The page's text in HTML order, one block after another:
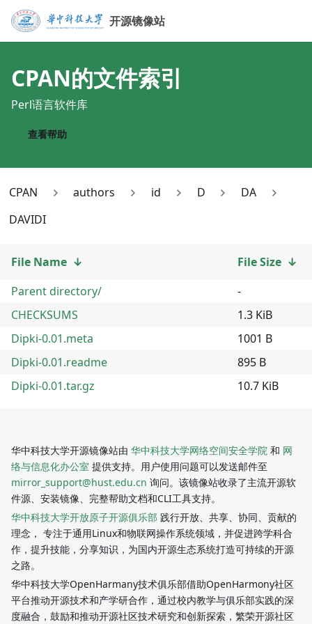
开源镜像站
CPAN的文件索引
Perl语言软件库
查看帮助
CPAN authors id D
DA
DAVIDI
File Name ↓ File Size ↓
Parent directory/
-
CHECKSUMS
1.3 KiB
Dipki-0.01.meta
1001 B
Dipki-0.01.readme
895 B
Dipki-0.01.tar.gz
10.7 KiB
华中科技大学开源镜像站由 华中科技大学网络空间安全学院 和 网
络与信息化办公室 提供支持。用户使用问题可以发送邮件至
mirror_support@hust.edu.cn 询问。该镜像站收录了主流开源软
件源、安装镜像、完整帮助文档和CLI工具支持。
华中科技大学开放原子开源俱乐部 践行开放、共享、协同、贡献的
理念， 专注于通用Linux和物联网操作系统领域，并促进跨学科合
作，提升技能，分享知识，为国内开源生态系统打造可持续的开源
之路。
华中科技大学OpenHarmany技术俱乐部借助OpenHarmony社区
平台推动开源技术和产学研合作，通过校内教学与俱乐部实践的深
度融合，鼓励和推动开源社区技术研究和创新探索，繁荣开源社区